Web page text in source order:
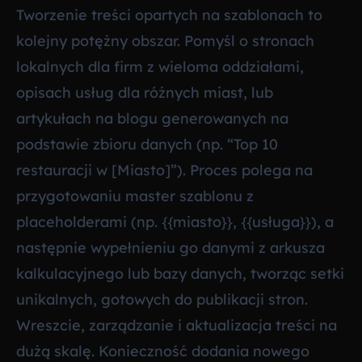
Tworzenie treści opartych na szablonach to
kolejny potężny obszar. Pomyśl o stronach
lokalnych dla firm z wieloma oddziałami,
opisach usług dla różnych miast, lub
artykułach na blogu generowanych na
podstawie zbioru danych (np. “Top 10
restauracji w [Miasto]”). Proces polega na
przygotowaniu master szablonu z
placeholderami (np. {{miasto}}, {{usługa}}), a
następnie wypełnieniu go danymi z arkusza
kalkulacyjnego lub bazy danych, tworząc setki
unikalnych, gotowych do publikacji stron.
Wreszcie, zarządzanie i aktualizacja treści na
dużą skalę. Konieczność dodania nowego